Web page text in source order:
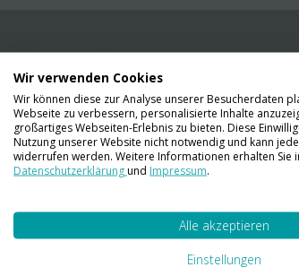
Wir liefern Ihnen Ihre
Gründen nicht möglich.
Kontaktieren Sie
01 23 06 03
info@transpak.at
Verpackungslexikon
Wir verwenden Cookies
Wir können diese zur Analyse unserer Besucherdaten
Webseite zu verbessern, personalisierte Inhalte
großartiges Webseiten-Erlebnis zu bieten. Diese
Nutzung unserer Website nicht notwendig und kann
widerrufen werden. Weitere Informationen erhalten Sie
Datenschutzerklärungund Impressum.
Alle akzeptieren
Einstellungen